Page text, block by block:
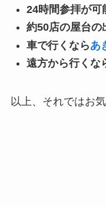
24時間参拝が可
約50店の屋台の
車で行くならあ
遠方から行くな
以上、それではお